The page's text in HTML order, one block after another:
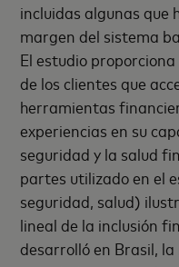
incluidas algunas que
margen del sistema
El estudio
de los clientes que
herramientas
experiencias en su
seguridad y la salud
partes utilizado en el
seguridad, salud)
lineal de la inclusión
desarrolló en Brasil,